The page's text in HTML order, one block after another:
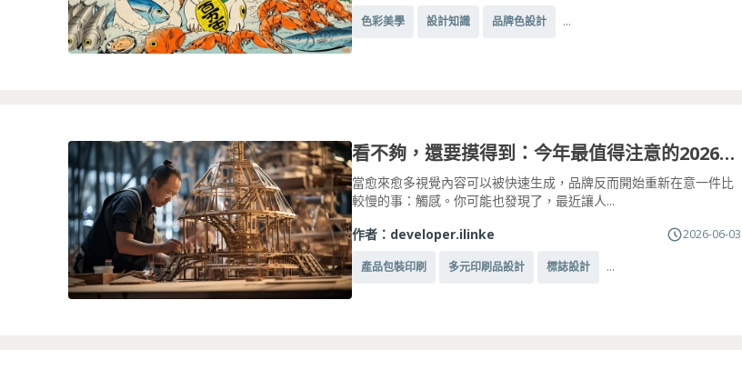
色彩美學 設計知識 品牌色設計 ...
看不夠，還要摸得到：今年最值得注意的2026年設計趨勢
當愈來愈多視覺內容可以被快速生成，品牌反而開始重新在意一件比
較慢的事：觸感。你可能也發現了，最近讓人...
作者： developer.ilinke 2026-06-03
產品包裝印刷 多元印刷品設計 標誌設計 ...